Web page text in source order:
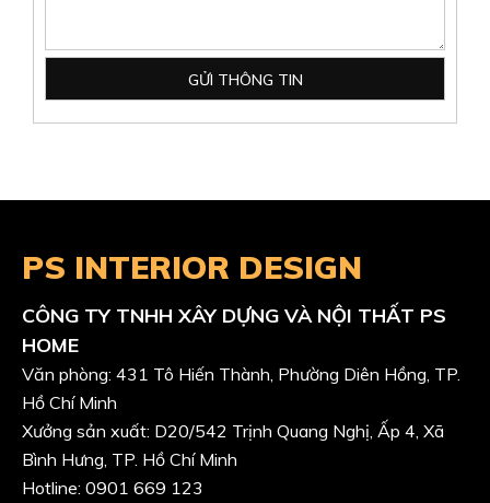
PS INTERIOR DESIGN
CÔNG TY TNHH XÂY DỰNG VÀ NỘI THẤT PS
HOME
Văn phòng: 431 Tô Hiến Thành, Phường Diên Hồng, TP.
Hồ Chí Minh
Xưởng sản xuất: D20/542 Trịnh Quang Nghị, Ấp 4, Xã
Bình Hưng, TP. Hồ Chí Minh
Hotline: 0901 669 123